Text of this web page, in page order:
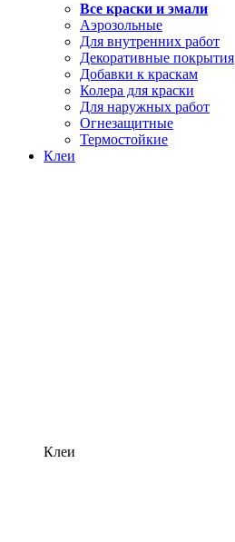
Все краски и эмали
Аэрозольные
Для внутренних работ
Декоративные покрытия
Добавки к краскам
Колера для краски
Для наружных работ
Огнезащитные
Термостойкие
Клеи
Клеи